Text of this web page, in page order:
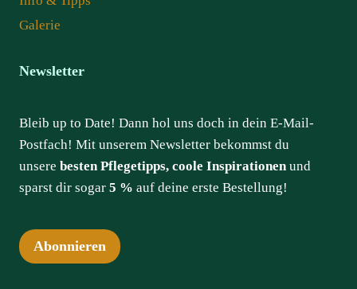
Galerie
Newsletter
Bleib up to Date! Dann hol uns doch in dein E-Mail-
Postfach! Mit unserem Newsletter bekommst du
unsere besten Pflegetipps, coole Inspirationenund
sparst dir sogar 5 % auf deine erste Bestellung!
Abonnieren